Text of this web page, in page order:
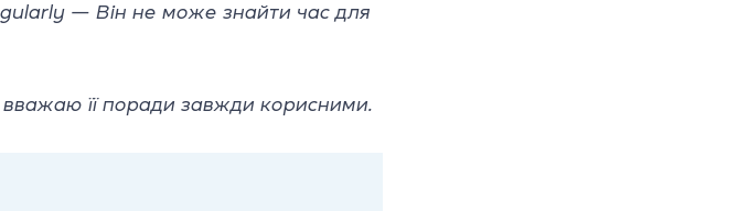
— Він не може знайти час для
її поради завжди корисними.